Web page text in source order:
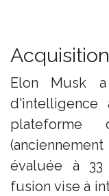
Elon Musk
d'intelligence
évaluée à
fusion vise à